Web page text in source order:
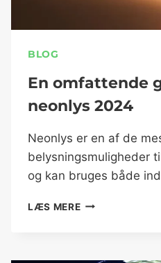
BLOG
En omfattende
neonlys 2024
Neonlys er en af de
belysningsmuligheder
og kan bruges både
LÆS MERE